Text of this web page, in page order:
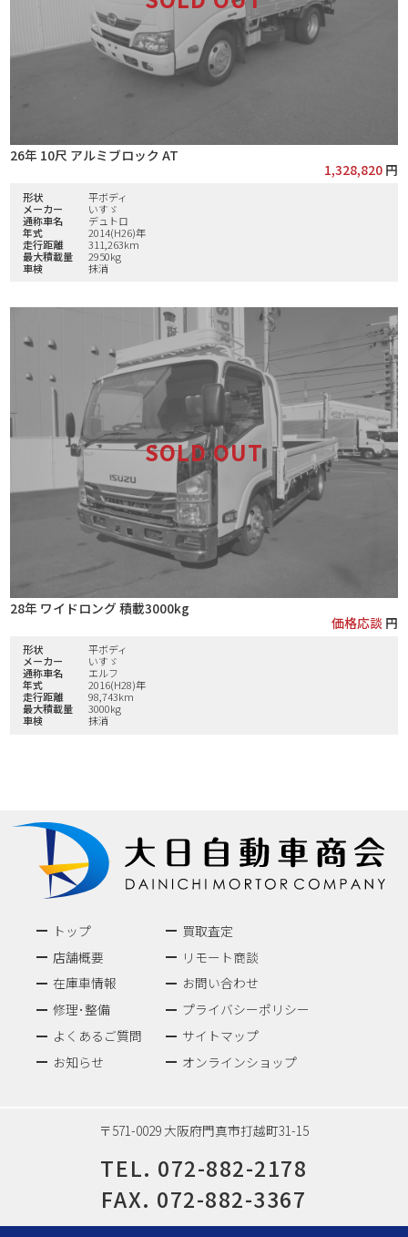
26年 10尺 アルミブロック AT
1,328,820円
形状
平ボディ
メーカー
いすゞ
通称車名
デュトロ
年式
2014(H26)年
走行距離
311,263km
最大積載量
2950kg
車検
抹消
28年 ワイドロング 積載3000kg
価格応談円
形状
平ボディ
メーカー
いすゞ
通称車名
エルフ
年式
2016(H28)年
走行距離
98,743km
最大積載量
3000kg
車検
抹消
トップ
店舗概要
在庫車情報
修理･整備
よくあるご質問
お知らせ
買取査定
リモート商談
お問い合わせ
プライバシーポリシー
サイトマップ
オンラインショップ
〒571-0029 大阪府門真市打越町31-15
TEL. 072-882-2178
FAX. 072-882-3367